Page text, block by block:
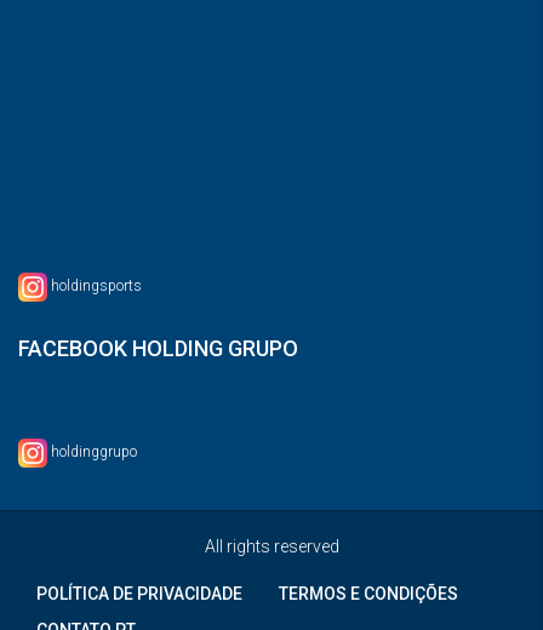
holdingsports
FACEBOOK HOLDING GRUPO
holdinggrupo
All rights reserved
POLÍTICA DE PRIVACIDADE
TERMOS E CONDIÇÕES